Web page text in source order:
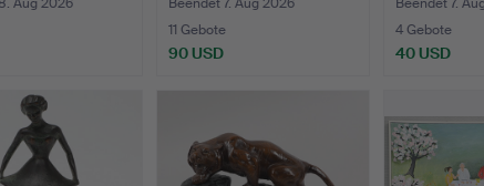
11 Gebote
90 USD
4 Gebote
40 USD